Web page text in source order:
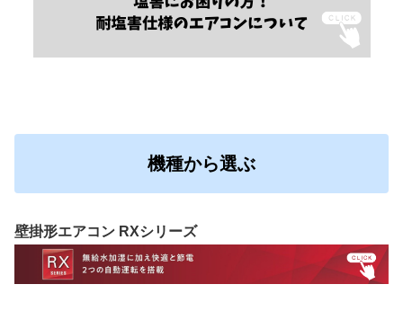
機種から選ぶ
壁掛形エアコン RXシリーズ